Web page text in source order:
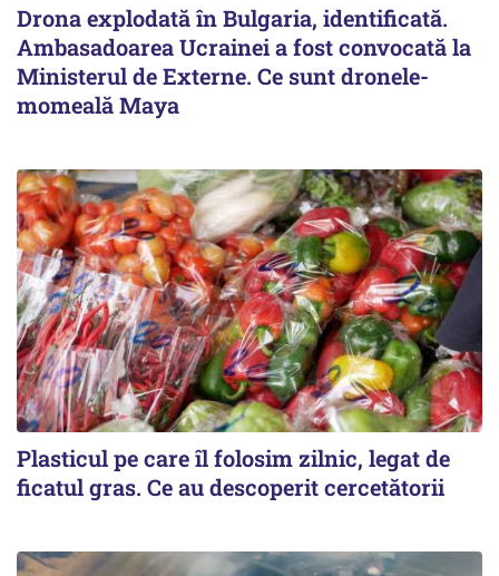
Drona explodată în Bulgaria, identificată.
Ambasadoarea Ucrainei a fost convocată la
Ministerul de Externe. Ce sunt dronele-
momeală Maya
Plasticul pe care îl folosim zilnic, legat de
ficatul gras. Ce au descoperit cercetătorii